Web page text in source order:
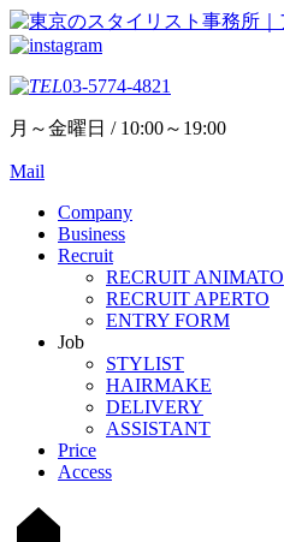
03-5774-4821
月～金曜日 / 10:00～19:00
Mail
Company
Business
Recruit
RECRUIT ANIMATO
RECRUIT APERTO
ENTRY FORM
Job
STYLIST
HAIRMAKE
DELIVERY
ASSISTANT
Price
Access